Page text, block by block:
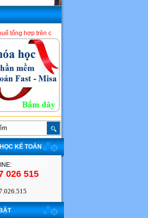
chứng từ thực tế và phần mềm HTKK, Excel,
HCM
KẾ TOÁN
026 515